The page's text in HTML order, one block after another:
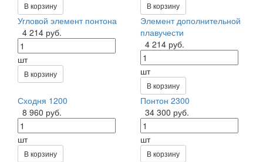
В корзину В корзину
Угловой элемент понтона
4 214 руб.
шт
В корзину
Элемент дополнительной
плавучести
4 214 руб.
шт
В корзину
Сходня 1200
8 960 руб.
шт
В корзину
Понтон 2300
34 300 руб.
шт
В корзину